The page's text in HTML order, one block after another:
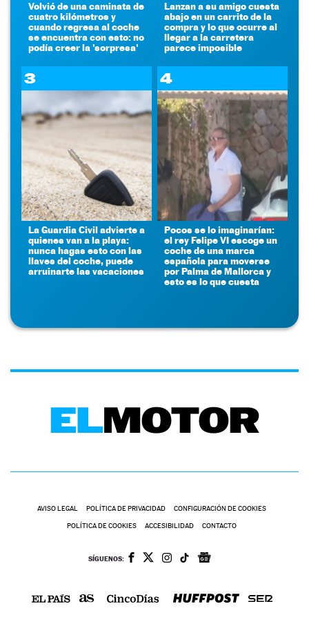
Volvió de una caminata de
cuatro kilómetros y
cuando regresa al coche
se encuentra con esto: no
podía creer la 'sorpresa'
Lanzan a su amigo cuesta
abajo en un carrito de la
compra y lo que ocurre al
llegar a la carretera
parece imposible
3
La Guardia Civil advierte a
quienes van a la playa:
nunca hagas esto con las
llaves del coche, puede
arruinarte las vacaciones
4
Pocos se lo imaginarían:
el rey Felipe VI escoge un
coche de una marca
española para moverse
por Palma de Mallorca y
esto es lo que cuesta
AVISO LEGAL POLÍTICA DE PRIVACIDAD CONFIGURACIÓN DE COOKIES
POLÍTICA DE COOKIES ACCESIBILIDAD CONTACTO
SÍGUENOS: